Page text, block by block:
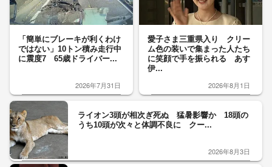
「簡単にブレーキが利くわけ
ではない」10トン積み走行中
に震度7 65歳ドライバー...
2026年7月31日
愛子さま三重県入り クリー
ム色の装いで集まった人たち
に笑顔で手を振られる あす
伊...
2026年8月1日
ライオン3頭が相次ぎ死ぬ 猛暑影響か 18頭の
うち10頭が次々と体調不良に クー...
2026年8月3日